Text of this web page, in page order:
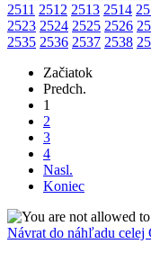
2511 2512 2513 2514
2523 2524 2525 2526
2535 2536 2537 2538
Začiatok
Predch.
1
2
3
4
Nasl.
Koniec
Návrat do náhľadu